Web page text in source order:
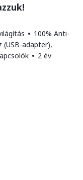
• 100% Anti-
(USB-adapter),
• 2 év